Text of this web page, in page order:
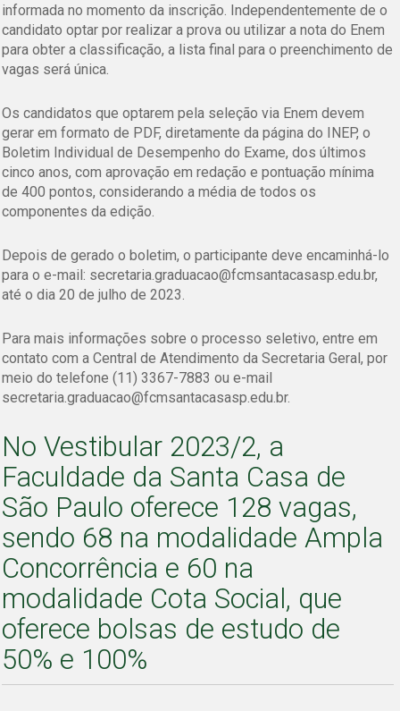
informada no momento da inscrição. Independentemente de o
candidato optar por realizar a prova ou utilizar a nota do Enem
para obter a classificação, a lista final para o preenchimento de
vagas será única.
Os candidatos que optarem pela seleção via Enem devem
gerar em formato de PDF, diretamente da página do INEP, o
Boletim Individual de Desempenho do Exame, dos últimos
cinco anos, com aprovação em redação e pontuação mínima
de 400 pontos, considerando a média de todos os
componentes da edição.
Depois de gerado o boletim, o participante deve encaminhá-lo
para o e-mail: secretaria.graduacao@fcmsantacasasp.edu.br,
até o dia 20 de julho de 2023.
Para mais informações sobre o processo seletivo, entre em
contato com a Central de Atendimento da Secretaria Geral, por
meio do telefone (11) 3367-7883 ou e-mail
secretaria.graduacao@fcmsantacasasp.edu.br.
No Vestibular 2023/2, a
Faculdade da Santa Casa de
São Paulo oferece 128 vagas,
sendo 68 na modalidade Ampla
Concorrência e 60 na
modalidade Cota Social, que
oferece bolsas de estudo de
50% e 100%